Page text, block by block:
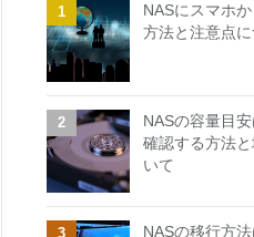
NASにスマホ
方法と注意点に
NASの容量目
確認する方法
いて
NASの移行方